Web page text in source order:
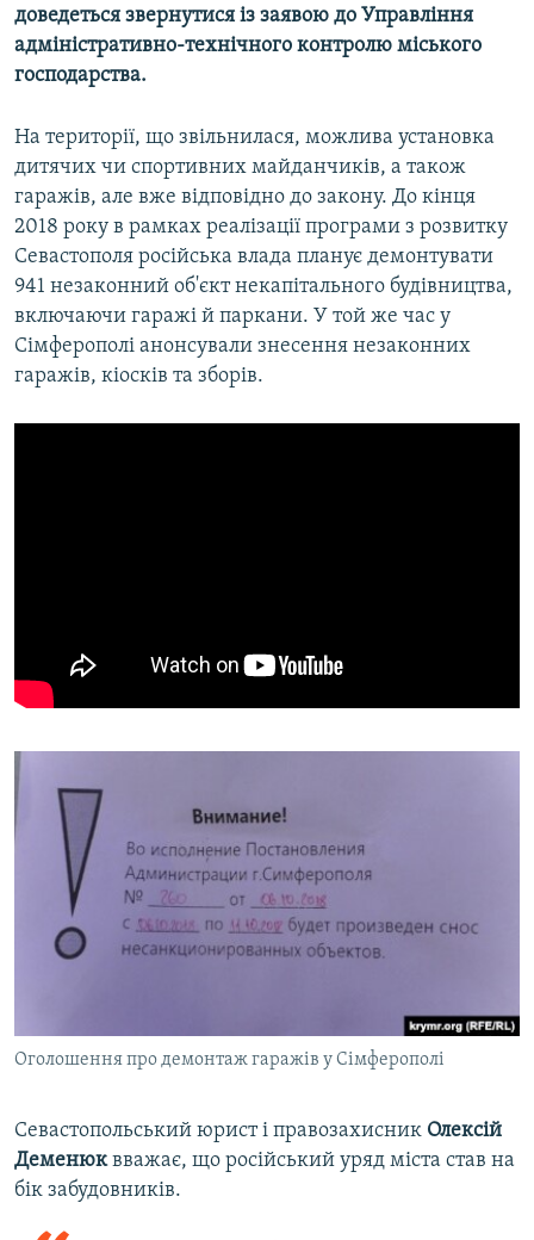
доведеться звернутися із заявою до Управління
адміністративно-технічного контролю міського
господарства.
На території, що звільнилася, можлива установка
дитячих чи спортивних майданчиків, а також
гаражів, але вже відповідно до закону. До кінця
2018 року в рамках реалізації програми з розвитку
Севастополя російська влада планує демонтувати
941 незаконний об'єкт некапітального будівництва,
включаючи гаражі й паркани. У той же час у
Сімферополі анонсували знесення незаконних
гаражів, кіосків та зборів.
Оголошення про демонтаж гаражів у Сімферополі
Севастопольський юрист і правозахисник Олексій
Деменюквважає, що російський уряд міста став на
бік забудовників.